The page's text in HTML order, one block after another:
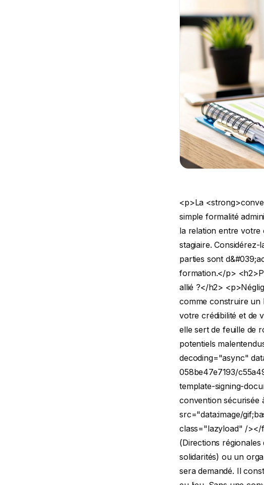
<p>La <strong>convention de formation</strong> est bien plus qu&#039;une simple formalité administrative. C&#039;est le document clé qui officialise et sécurise la relation entre votre organisme de formation, l&#039;entreprise cliente et le stagiaire. Considérez-la comme un contrat essentiel : elle garantit que toutes les parties sont d&#039;accord sur les objectifs et les modalités avant le début de la formation.</p> <h2>Pourquoi une convention de formation solide est votre meilleur allié ?</h2> <p>Négliger la rédaction de votre convention de formation, c&#039;est comme construire un bâtiment sans fondations solides. Ce document est le pilier de votre crédibilité et de votre professionnalisme. Plus qu&#039;une obligation légale, elle sert de feuille de route détaillée, éliminant toute ambiguïté et prévenant les potentiels malentendus.</p> <p><figure class="wp-block-image size-large"><img decoding="async" data-src="https://cdn.outrank.so/31b67d64-534a-440c-8417-058be47e7193/c55a49b7-059e-4c73-8099-de5bd0738e57/training-agreement-template-signing-document.jpg" alt="Homme d&#039;affaires signant une convention sécurisée à l&#039;accueil avec une employée professionnelle" src="data:image/gif;base64,R0lGODlhAQABAAAAACH5BAEKAAEALAAAAAABAAEAAAICTAEAOw==" class="lazyload" /></figure> </p> <p>En cas de contrôle par la DREETS (Directions régionales de l&#039;économie, de l&#039;emploi, du travail et des solidarités) ou un organisme financeur, c&#039;est le premier document qui vous sera demandé. Il constitue la preuve formelle que l&#039;action de formation a bien eu lieu. Sans une convention conforme, un financement peut être remis en cause, même si la formation s&#039;est déroulée parfaitement.</p> <h3>Sécurisez vos financements et votre trésorerie</h3> <p>L&#039;enjeu financier est majeur, surtout lorsque des fonds publics ou mutualisés sont impliqués. Chaque financeur a ses propres procédures, mais tous s&#039;appuient sur la convention pour valider leur prise en charge.</p> <ul> <li><strong>OPCO (Opérateurs de Compétences) :</strong> Ils analysent la convention en détail pour s&#039;assurer que toutes les mentions légales y figurent avant de débloquer les fonds du plan de développement des compétences.</li> <li><strong>CPF (Compte Personnel de Formation) :</strong> Bien que les démarches se fassent sur la plateforme EDOF, ne vous y trompez pas. La Caisse des Dépôts et Consignations (CDC) peut exiger la convention à tout moment pour vérifier sa conformité.</li> <li><strong>France Travail (anciennement Pôle emploi) :</strong> Pour une Aide Individuelle à la Formation (AIF), la convention est la pièce maîtresse du dossier. Sans elle, aucune aide ne peut être accordée.</li> </ul>